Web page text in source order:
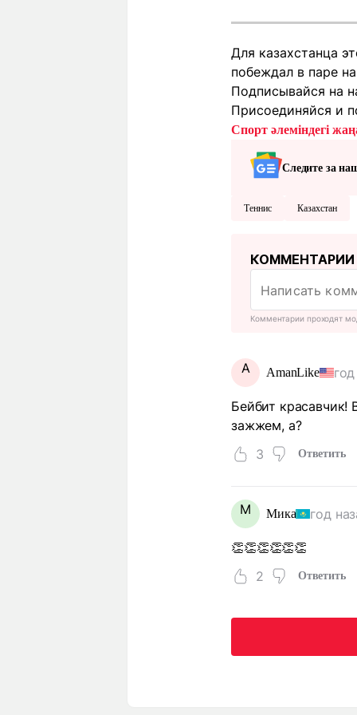
Для казахстанца
побеждал в паре
Подписывайся на
Присоединяйся и
Спорт әлеміндегі
Следите за
Теннис Казахстан
КОММЕНТАРИИ
Комментарии проходят
A AmanLike
Бейбит
зажжем, а?
3
Ответить
М Мика год
👏👏👏👏👏👏
2
Ответить